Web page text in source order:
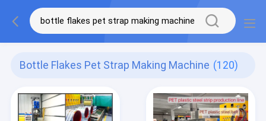
Bottle Flakes Pet Strap Making Machine (120)